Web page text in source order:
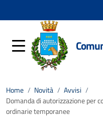
Home / Novità / Avvisi /
Domanda di autorizzazione per
ordinarie temporanee